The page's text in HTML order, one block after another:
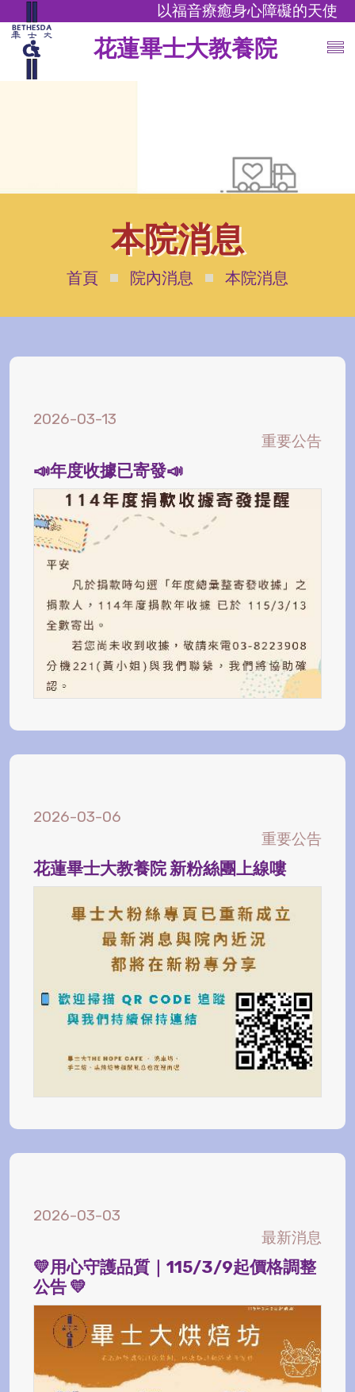
以福音療癒身心障礙的天使
花蓮畢士大教養院
本院消息
首頁 院內消息 本院消息
2026-03-13
重要公告
📣年度收據已寄發📣
2026-03-06
重要公告
花蓮畢士大教養院 新粉絲團上線嘍
2026-03-03
最新消息
💛用心守護品質｜115/3/9起價格調整
公告 💛